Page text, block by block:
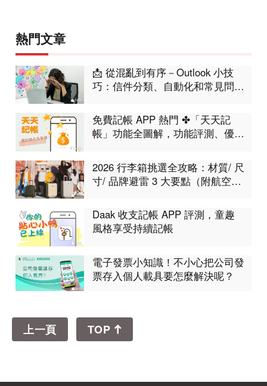
熱門文章
📩 從混亂到有序－Outlook 小技
巧：信件分類、自動化和常見問題
免費記帳 APP 熱門 ✤「天天記
帳」功能全圖解，功能評測、優缺
2026 行李箱挑選全攻略：材質/ 尺
寸/ 品牌避雷 3 大要點（附航空限
Daak 收支記帳 APP 評測，童趣
風格享受持續記帳
電子發票小知識！不小心把公司發
票存入個人載具要怎麼解決呢？
上一頁 TOP